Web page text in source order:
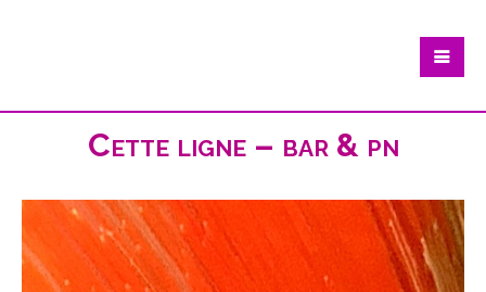
Cette ligne – bar & pn